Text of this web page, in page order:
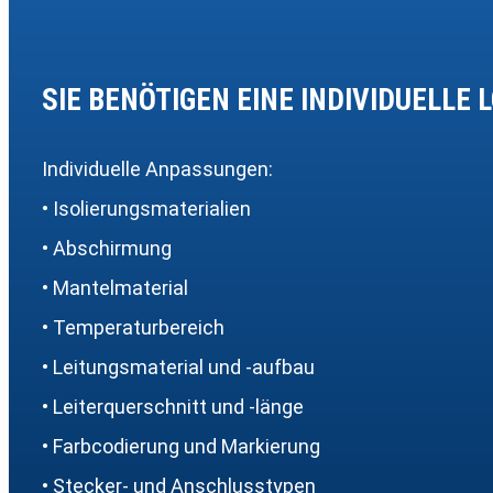
SIE BENÖTIGEN EINE INDIVIDUELLE
Individuelle Anpassungen:
• Isolierungsmaterialien
• Abschirmung
• Mantelmaterial
• Temperaturbereich
• Leitungsmaterial und -aufbau
• Leiterquerschnitt und -länge
• Farbcodierung und Markierung
• Stecker- und Anschlusstypen